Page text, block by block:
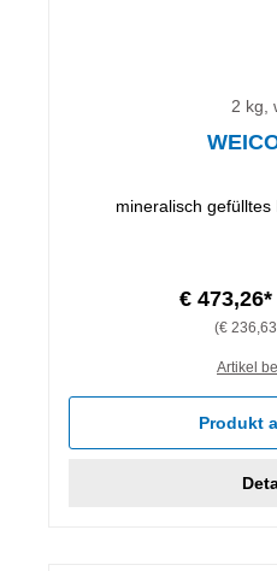
2 kg,
mineralisch
€ 473,26*
(€
Artikel
Produkt